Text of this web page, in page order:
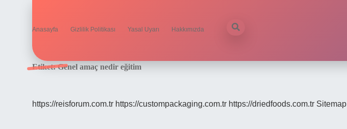
Anasayfa Gizlilik Politikası Yasal Uyarı Hakkımızda
Etiket:Genel amaç nedir eğitim
https://reisforum.com.tr https://custompackaging.com.tr https://driedfoods.com.tr Sitemap